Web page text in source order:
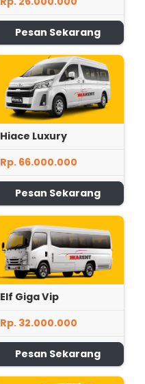
Pesan Sekarang
Hiace Luxury
Rp. 66.000.000
Pesan Sekarang
Elf Giga Vip
Rp. 32.000.000
Pesan Sekarang